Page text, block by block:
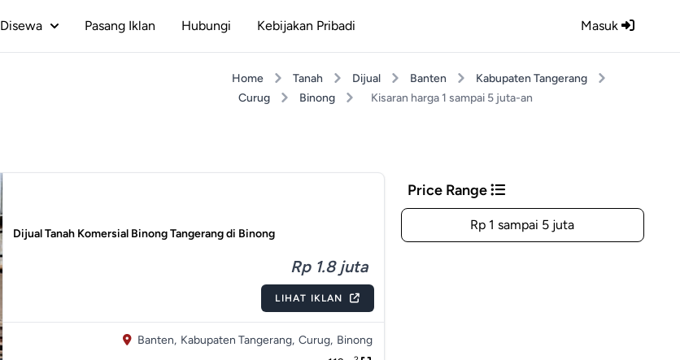
Masuk
Disewa Pasang Iklan Hubungi Kebijakan Pribadi
Home Tanah Dijual Banten
Kabupaten Tangerang
Curug
Binong Kisaran harga 1 sampai 5 juta-an
Dijual Tanah Komersial Binong Tangerang di Binong
Rp 1.8 juta
LIHAT IKLAN
Banten, Kabupaten Tangerang, Curug, Binong
Price Range
Rp 1 sampai 5 juta